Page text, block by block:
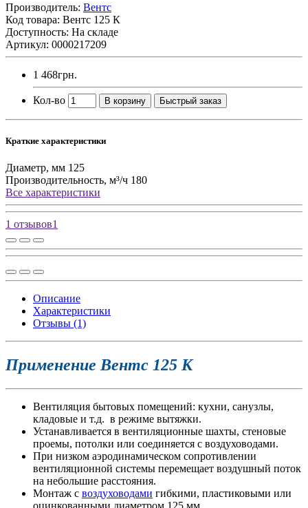
Производитель: Вентс
Код товара: Вентс 125 К
Доступность: На складе
Артикул: 0000217209
1 468грн.
Кол-во В корзину Быстрый заказ
Краткие характеристики
Диаметр, мм 125
Производительность, м³/ч 180
Все характеристики
1 отзывов1
Описание
Характеристики
Отзывы (1)
Применение Вентс 125 К
Вентиляция бытовых помещений: кухни, санузлы,
кладовые и т.д. в режиме вытяжки.
Устанавливается в вентиляционные шахты, стеновые
проемы, потолки или соединяется с воздуховодами.
При низком аэродинамическом сопротивлении
вентиляционной системы перемещает воздушный поток
на небольшие расстояния.
Монтаж с воздуховодами гибкими, пластиковыми или
оцинкованными диаметром 125 мм.